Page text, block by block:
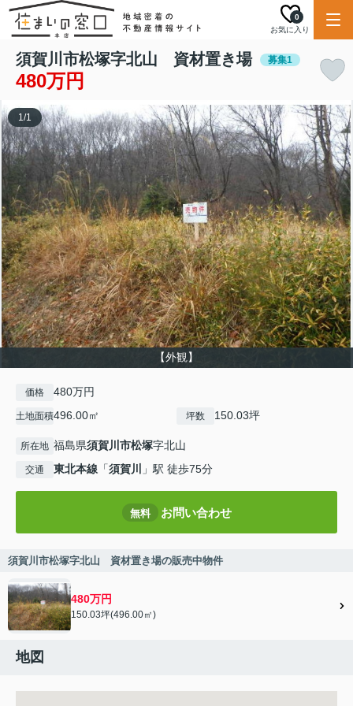
お気に入り
0
須賀川市松塚字北山 資材置き場 募集1
480万円
【外観】
1/1
価格 480万円
土地面積496.00㎡ 坪数 150.03坪
所在地 福島県須賀川市松塚字北山
交通 東北本線 「須賀川 」駅 徒歩75分
無料 お問い合わせ
須賀川市松塚字北山 資材置き場の販売中物件
480万円
150.03坪(496.00㎡)
地図